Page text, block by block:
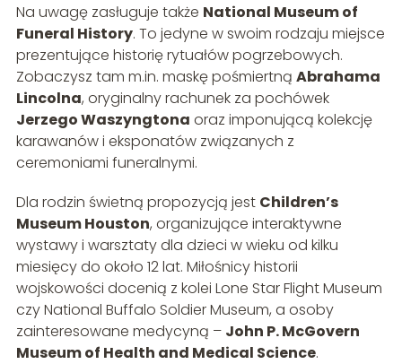
Na uwagę zasługuje także National Museum of
Funeral History. To jedyne w swoim rodzaju miejsce
prezentujące historię rytuałów pogrzebowych.
Zobaczysz tam m.in. maskę pośmiertną Abrahama
Lincolna, oryginalny rachunek za pochówek
Jerzego Waszyngtona oraz imponującą kolekcję
karawanów i eksponatów związanych z
ceremoniami funeralnymi.
Dla rodzin świetną propozycją jest Children’s
Museum Houston, organizujące interaktywne
wystawy i warsztaty dla dzieci w wieku od kilku
miesięcy do około 12 lat. Miłośnicy historii
wojskowości docenią z kolei Lone Star Flight Museum
czy National Buffalo Soldier Museum, a osoby
zainteresowane medycyną – John P. McGovern
Museum of Health and Medical Science.